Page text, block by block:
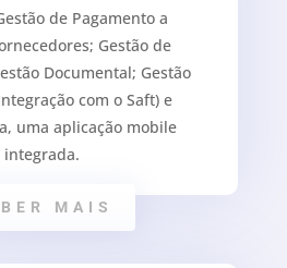
de Pagamento a
Gestão de
Documental; Gestão
com o Saft) e
uma aplicação mobile
integrada.
MAIS